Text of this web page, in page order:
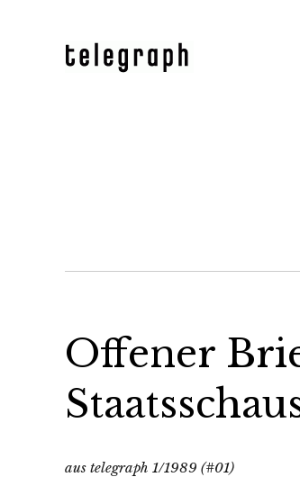
Offener
aus telegraph 1/1989 (#01)